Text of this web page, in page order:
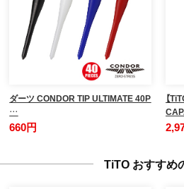
ダーツ CONDOR TIP ULTIMATE 40P
…
660円
【
TiTO おすすめ